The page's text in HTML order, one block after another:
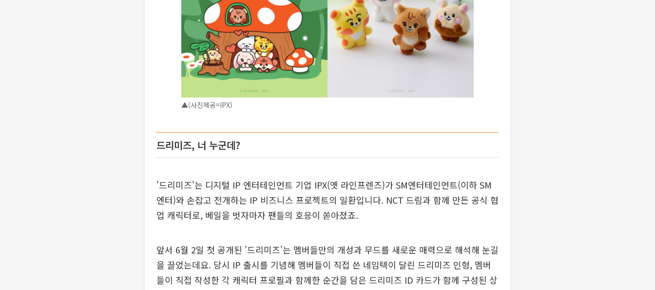
▲(사진제공=IPX)
드리미즈, 너 누군데?
'드리미즈'는 디지털 IP 엔터테인먼트 기업 IPX(옛 라인프렌즈)가 SM엔터테인먼트(이하 SM
엔터)와 손잡고 전개하는 IP 비즈니스 프로젝트의 일환입니다. NCT 드림과 함께 만든 공식 협
업 캐릭터로, 베일을 벗자마자 팬들의 호응이 쏟아졌죠.
앞서 6월 2일 첫 공개된 '드리미즈'는 멤버들만의 개성과 무드를 새로운 매력으로 해석해 눈길
을 끌었는데요. 당시 IP 출시를 기념해 멤버들이 직접 쓴 네임텍이 달린 드리미즈 인형, 멤버
들이 직접 작성한 각 캐릭터 프로필과 함께한 순간을 담은 드리미즈 ID 카드가 함께 구성된 상